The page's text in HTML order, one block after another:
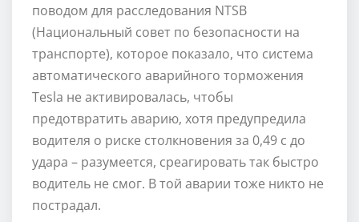
поводом для расследования NTSB
(Национальный совет по безопасности на
транспорте), которое показало, что система
автоматического аварийного торможения
Tesla не активировалась, чтобы
предотвратить аварию, хотя предупредила
водителя о риске столкновения за 0,49 с до
удара – разумеется, среагировать так быстро
водитель не смог. В той аварии тоже никто не
пострадал.